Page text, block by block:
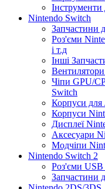
Інструменти
Nintendo Switch
Запчастини
Роз'єми
і т.д
Інші
Чіпи GPU/
Switch
Корпуси для
Корпуси
Дисплеї
Аксесуари
Модчіпи
Nintendo Switch 2
Роз'єми USB
Запчастини